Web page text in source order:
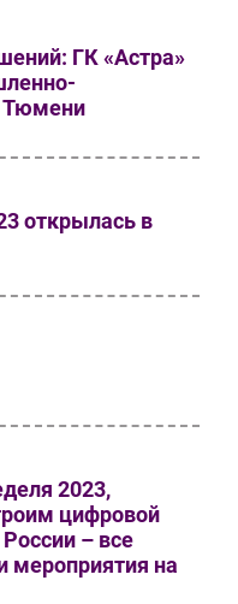
ГК «Астра»
Тюмени
открылась в
2023,
цифровой
– все
мероприятия на